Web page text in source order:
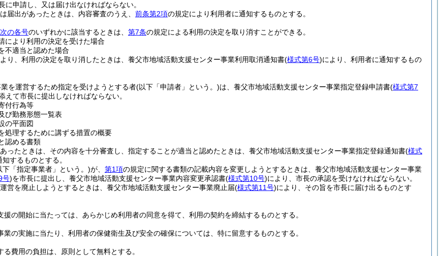
に申請し、又は届け出なければならない。
届出があったときは、内容審査のうえ、 前条第2項の規定により利用者に通知するものとする。
次の各号のいずれかに該当するときは、 第7条の規定による利用の決定を取り消すことができる。
により利用の決定を受けた場合
不適当と認めた場合
り、利用の決定を取り消したときは、養父市地域活動支援センター事業利用取消通知書(様式第6号)により、利用者に通知するもの
を運営するため指定を受けようとする者(以下「申請者」という。)は、養父市地域活動支援センター事業指定登録申請書(様式第7
えて市長に提出しなければならない。
付行為等
び勤務形態一覧表
の平面図
処理するために講ずる措置の概要
認める書類
ったときは、その内容を十分審査し、指定することが適当と認めたときは、養父市地域活動支援センター事業指定登録通知書(様式
するものとする。
下「指定事業者」という。)が、 第1項の規定に関する書類の記載内容を変更しようとするときは、養父市地域活動支援センター事業
号)を市長に提出し、養父市地域活動支援センター事業内容変更承認書(様式第10号)により、市長の承認を受けなければならない。
営を廃止しようとするときは、養父市地域活動支援センター事業廃止届(様式第11号)により、その旨を市長に届け出るものとす
援の開始に当たっては、あらかじめ利用者の同意を得て、利用の契約を締結するものとする。
業の実施に当たり、利用者の保健衛生及び安全の確保については、特に留意するものとする。
る費用の負担は、原則として無料とする。